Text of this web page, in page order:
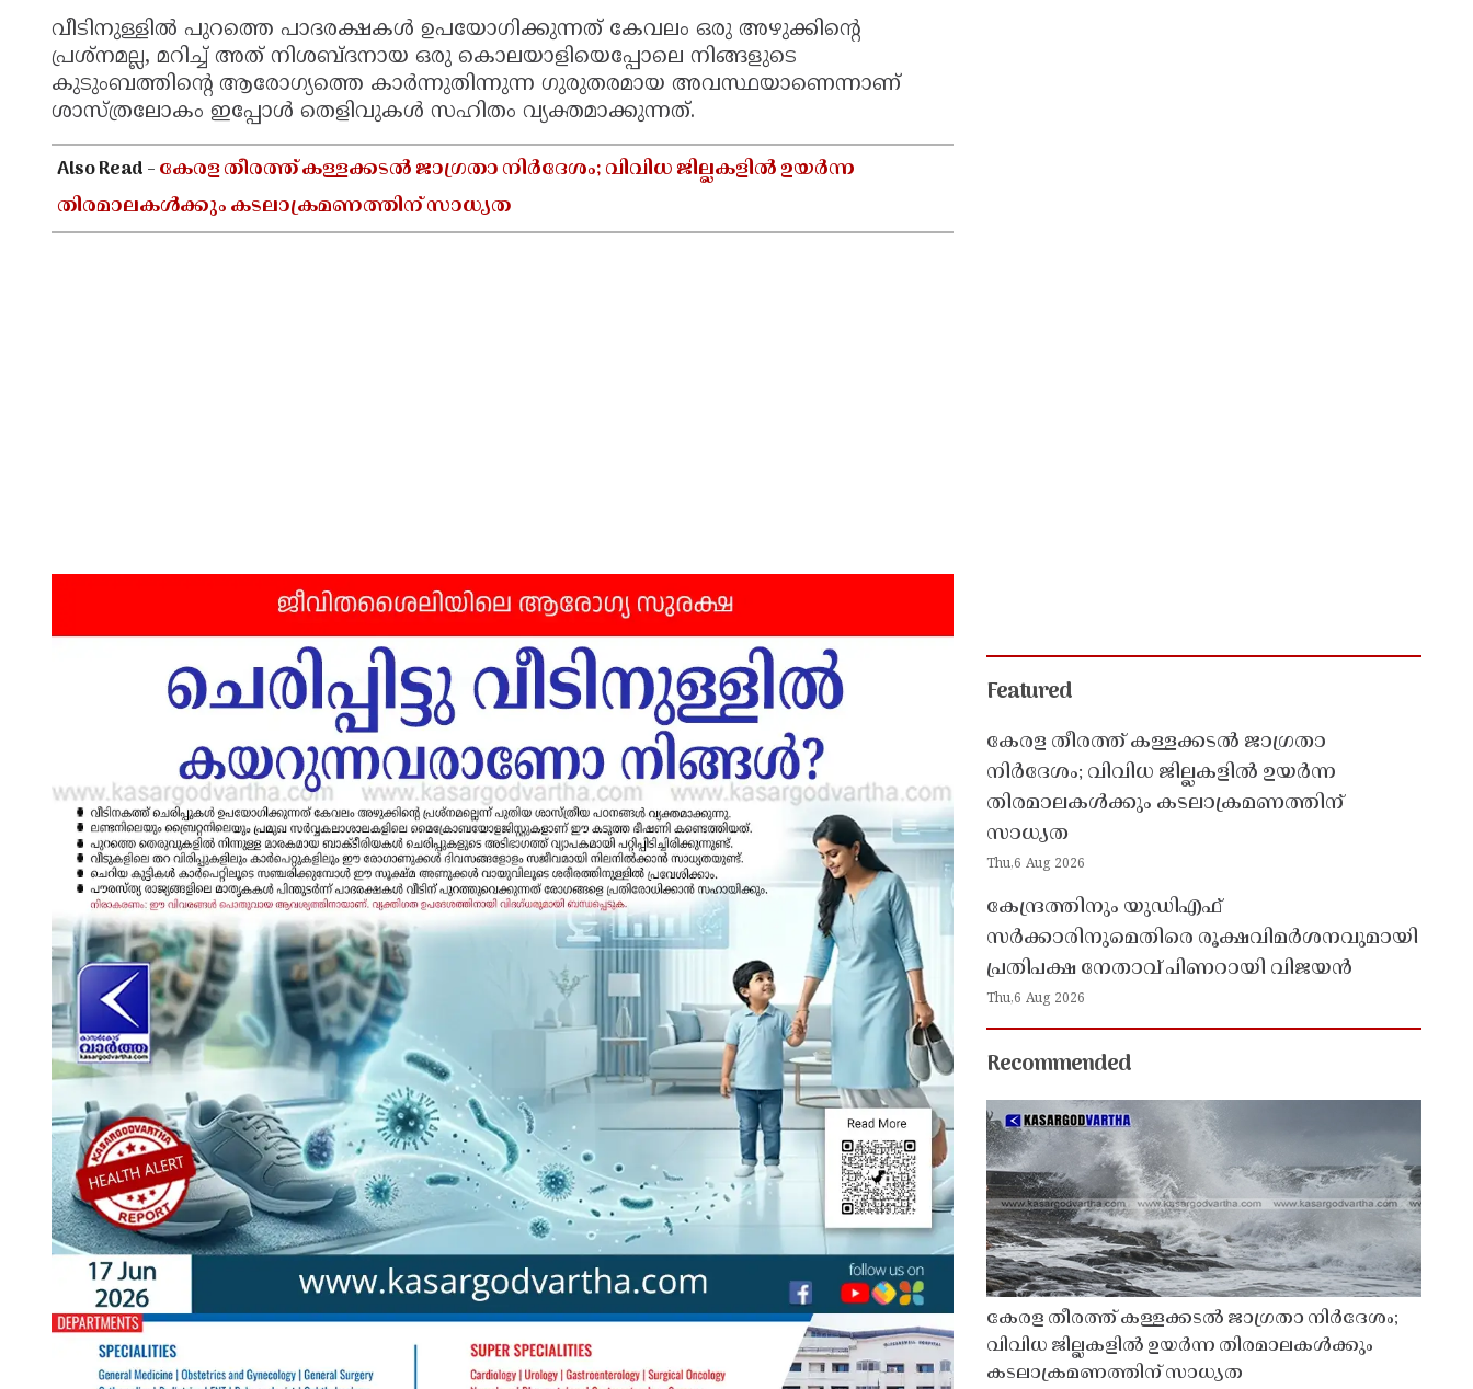
വീടിനുള്ളിൽ പുറത്തെ പാദരക്ഷകൾ ഉപയോഗിക്കുന്നത് കേവലം ഒരു അഴുക്കിൻ്റെ
പ്രശ്നമല്ല, മറിച്ച് അത് നിശബ്ദനായ ഒരു കൊലയാളിയെപ്പോലെ നിങ്ങളുടെ
കുടുംബത്തിൻ്റെ ആരോഗ്യത്തെ കാർന്നുതിന്നുന്ന ഗുരുതരമായ അവസ്ഥയാണെന്നാണ്
ശാസ്ത്രലോകം ഇപ്പോൾ തെളിവുകൾ സഹിതം വ്യക്തമാക്കുന്നത്.
Also Read -കേരള തീരത്ത് കള്ളക്കടൽ ജാഗ്രതാ നിർദേശം; വിവിധ ജില്ലകളിൽ ഉയർന്ന
തിരമാലകൾക്കും കടലാക്രമണത്തിന് സാധ്യത
Featured
കേരള തീരത്ത് കള്ളക്കടൽ ജാഗ്രതാ
നിർദേശം; വിവിധ ജില്ലകളിൽ ഉയർന്ന
തിരമാലകൾക്കും കടലാക്രമണത്തിന്
സാധ്യത
Thu,6 Aug 2026
കേന്ദ്രത്തിനും യുഡിഎഫ്
സർക്കാരിനുമെതിരെ രൂക്ഷവിമർശനവുമായി
പ്രതിപക്ഷ നേതാവ് പിണറായി വിജയൻ
Thu,6 Aug 2026
Recommended
കേരള തീരത്ത് കള്ളക്കടൽ ജാഗ്രതാ നിർദേശം;
വിവിധ ജില്ലകളിൽ ഉയർന്ന തിരമാലകൾക്കും
കടലാക്രമണത്തിന് സാധ്യത